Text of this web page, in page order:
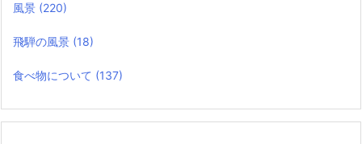
風景 (220)
飛騨の風景 (18)
食べ物について (137)